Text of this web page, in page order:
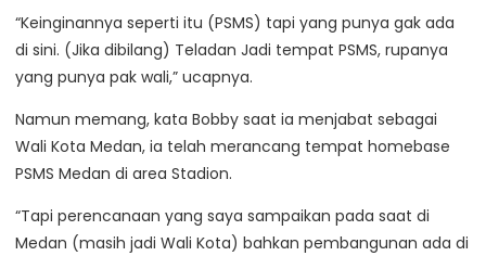
“Keinginannya seperti itu (PSMS) tapi yang punya gak ada
di sini. (Jika dibilang) Teladan Jadi tempat PSMS, rupanya
yang punya pak wali,” ucapnya.
Namun memang, kata Bobby saat ia menjabat sebagai
Wali Kota Medan, ia telah merancang tempat homebase
PSMS Medan di area Stadion.
“Tapi perencanaan yang saya sampaikan pada saat di
Medan (masih jadi Wali Kota) bahkan pembangunan ada di